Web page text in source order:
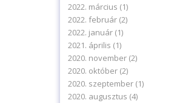
2022. március (1)
2022. február(2)
2022. január(1)
2021. április (1)
2020. november(2)
2020. október(2)
2020. szeptember(1)
2020. augusztus (4)
tájékoztatónkat.